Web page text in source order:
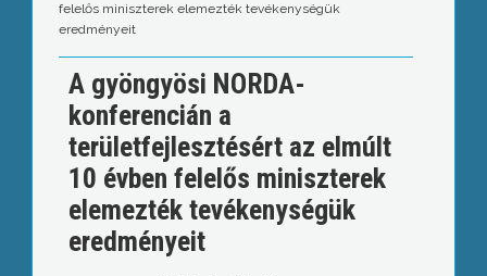
felelős miniszterek elemezték tevékenységük
eredményeit
A gyöngyösi NORDA-
konferencián a
területfejlesztésért az elmúlt
10 évben felelős miniszterek
elemezték tevékenységük
eredményeit